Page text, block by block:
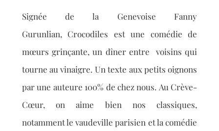
Signée de la Genevoise Fanny
Gurunlian, Crocodiles est une comédie de
mœursgrinçante, un dîner entre voisins qui
tourne au vinaigre. Un texte aux petits oignons
parune auteure 100% de chez nous. Au Crève-
Cœur, on aime bien nos classiques,
notamment le vaudeville parisien et lacomédie